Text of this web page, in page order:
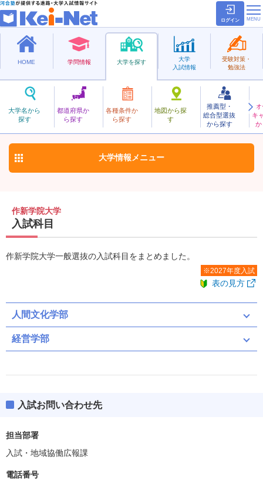
ログイン
HOME 学問情報 大学を探す
大学名から
探す
都道府県か
ら探す
各種条件か
ら探す
地図から探
す
推薦型・
総合型選抜
から探す
キ
か
大学
入試情報
受験対策・
勉強法
私立
さくしんがくいん
作新学院大学 お気に入り
大学情報 メニュー
作新学院大学
入試科目
作新学院大学一般選抜の入試科目をまとめました。
※2027年度入試
表の見方
人間文化学部
経営学部
入試お問い合わせ先
担当部署
入試・地域協働広報課
電話番号